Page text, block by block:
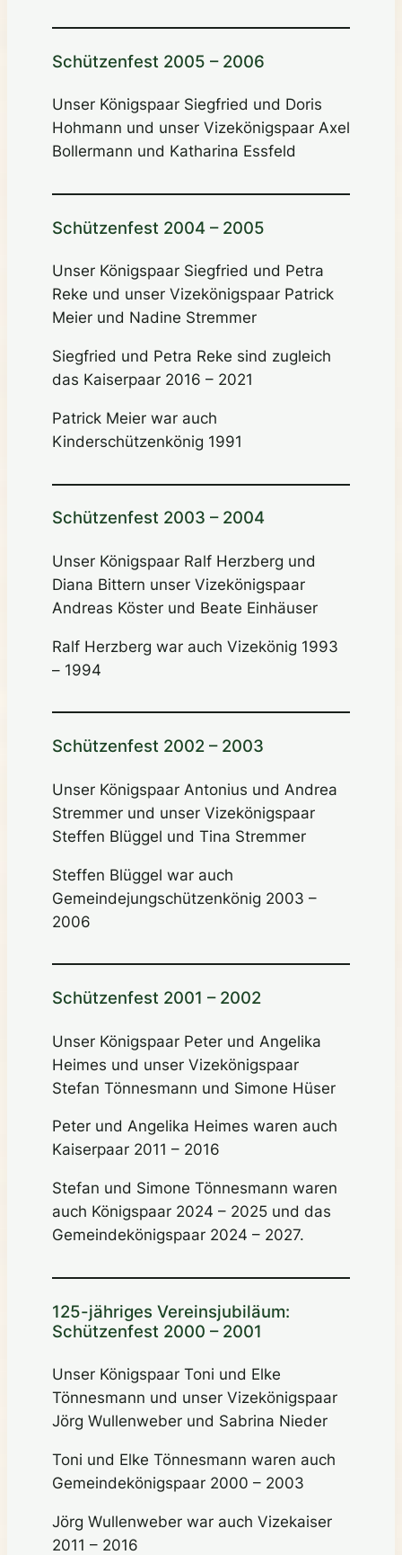
Schützenfest 2005 – 2006
Unser Königspaar Siegfried und Doris
Hohmann und unser Vizekönigspaar Axel
Bollermann und Katharina Essfeld
Schützenfest 2004 – 2005
Unser Königspaar Siegfried und Petra
Reke und unser Vizekönigspaar Patrick
Meier und Nadine Stremmer
Siegfried und Petra Reke sind zugleich
das Kaiserpaar 2016 – 2021
Patrick Meier war auch
Kinderschützenkönig 1991
Schützenfest 2003 – 2004
Unser Königspaar Ralf Herzberg und
Diana Bittern unser Vizekönigspaar
Andreas Köster und Beate Einhäuser
Ralf Herzberg war auch Vizekönig 1993
– 1994
Schützenfest 2002 – 2003
Unser Königspaar Antonius und Andrea
Stremmer und unser Vizekönigspaar
Steffen Blüggel und Tina Stremmer
Steffen Blüggel war auch
Gemeindejungschützenkönig 2003 –
2006
Schützenfest 2001 – 2002
Unser Königspaar Peter und Angelika
Heimes und unser Vizekönigspaar
Stefan Tönnesmann und Simone Hüser
Peter und Angelika Heimes waren auch
Kaiserpaar 2011 – 2016
Stefan und Simone Tönnesmann waren
auch Königspaar 2024 – 2025 und das
Gemeindekönigspaar 2024 – 2027.
125-jähriges Vereinsjubiläum:
Schützenfest 2000 – 2001
Unser Königspaar Toni und Elke
Tönnesmann und unser Vizekönigspaar
Jörg Wullenweber und Sabrina Nieder
Toni und Elke Tönnesmann waren auch
Gemeindekönigspaar 2000 – 2003
Jörg Wullenweber war auch Vizekaiser
2011 – 2016